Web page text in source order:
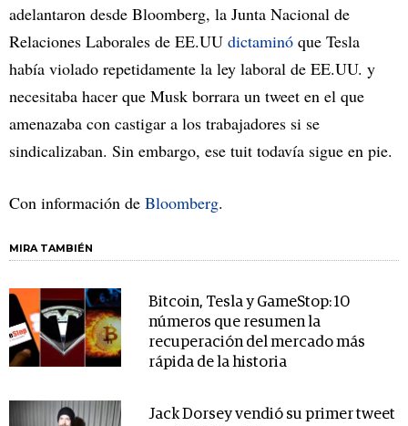
adelantaron desde Bloomberg, la Junta Nacional de
Relaciones Laborales de EE.UU dictaminó que Tesla
había violado repetidamente la ley laboral de EE.UU. y
necesitaba hacer que Musk borrara un tweet en el que
amenazaba con castigar a los trabajadores si se
sindicalizaban. Sin embargo, ese tuit todavía sigue en pie.
Con información de Bloomberg.
MIRA TAMBIÉN
Bitcoin, Tesla y GameStop: 10
números que resumen la
recuperación del mercado más
rápida de la historia
Jack Dorsey vendió su primer tweet